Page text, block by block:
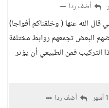
أضف ردا
قال الله عنها ( وخلقناكم أفواجا)
البعض تجمعهم روابط مختلفة
فمن الطبيعي أن يؤثر
أضف ردا